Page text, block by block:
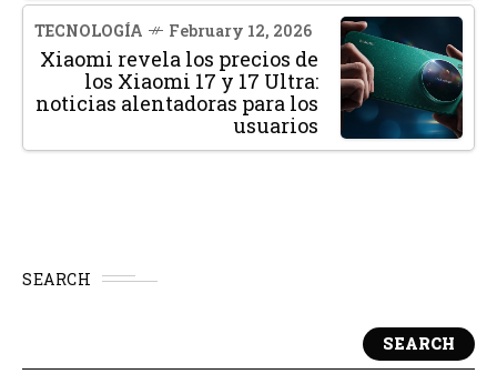
TECNOLOGÍA February 12, 2026
Xiaomi revela los precios de
los Xiaomi 17 y 17 Ultra:
noticias alentadoras para los
usuarios
SEARCH
SEARCH